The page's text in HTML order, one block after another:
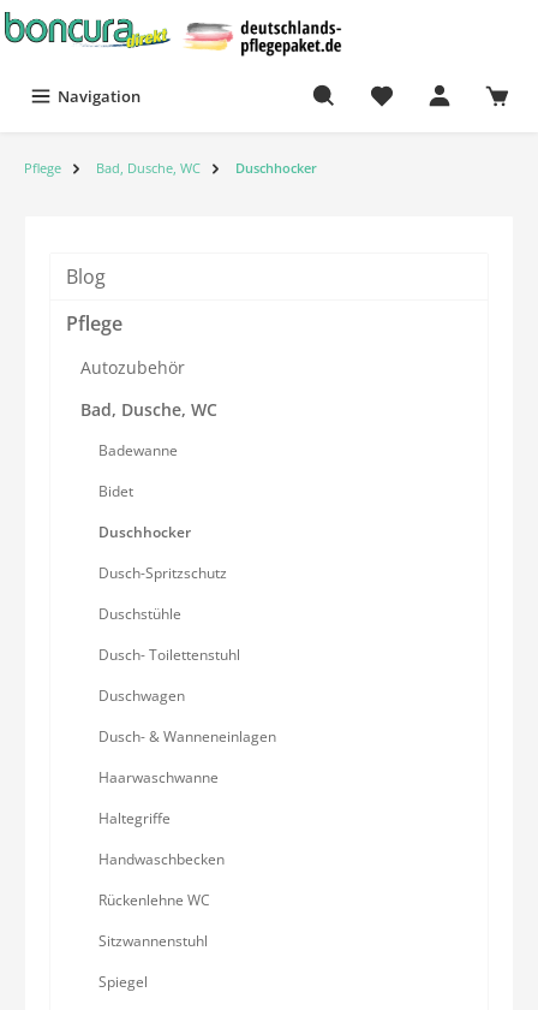
Navigation
Pflege Bad, Dusche, WC Duschhocker
Blog
Pflege
Autozubehör
Bad, Dusche, WC
Badewanne
Bidet
Duschhocker
Dusch-Spritzschutz
Duschstühle
Dusch- Toilettenstuhl
Duschwagen
Dusch- & Wanneneinlagen
Haarwaschwanne
Haltegriffe
Handwaschbecken
Rückenlehne WC
Sitzwannenstuhl
Spiegel